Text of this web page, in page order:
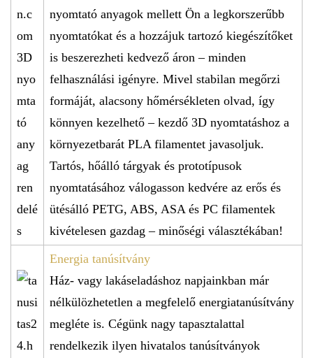
nyomtató anyagok mellett Ön a legkorszerűbb
nyomtatókat és a hozzájuk tartozó kiegészítőket
is beszerezheti kedvező áron – minden
felhasználási igényre. Mivel stabilan megőrzi
formáját, alacsony hőmérsékleten olvad, így
könnyen kezelhető – kezdő 3D nyomtatáshoz a
környezetbarát PLA filamentet javasoljuk.
Tartós, hőálló tárgyak és prototípusok
nyomtatásához válogasson kedvére az erős és
ütésálló PETG, ABS, ASA és PC filamentek
kivételesen gazdag – minőségi választékában!
Energia tanúsítvány
Ház- vagy lakáseladáshoz napjainkban már
nélkülözhetetlen a megfelelő energiatanúsítvány
megléte is. Cégünk nagy tapasztalattal
rendelkezik ilyen hivatalos tanúsítványok